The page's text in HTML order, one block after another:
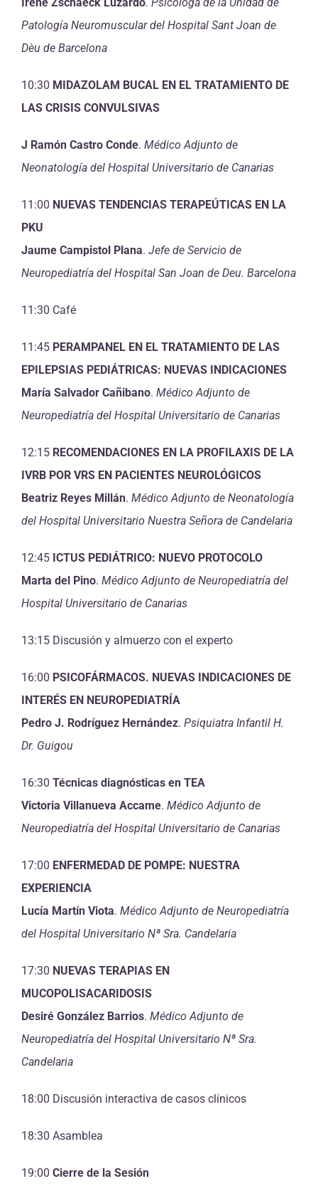
Patología Neuromuscular del Hospital Sant Joan de
Dèu de Barcelona
10:30 MIDAZOLAM BUCAL EN EL TRATAMIENTO DE
LAS CRISIS CONVULSIVAS
J Ramón Castro Conde. Médico Adjunto de
Neonatología del Hospital Universitario de Canarias
11:00 NUEVAS TENDENCIAS TERAPEÚTICAS EN LA
PKU
Jaume Campistol Plana. Jefe de Servicio de
Neuropediatría del Hospital San Joan de Deu. Barcelona
11:30 Café
11:45 PERAMPANEL EN EL TRATAMIENTO DE LAS
EPILEPSIAS PEDIÁTRICAS: NUEVAS INDICACIONES
María Salvador Cañibano. Médico Adjunto de
Neuropediatría del Hospital Universitario de Canarias
12:15 RECOMENDACIONES EN LA PROFILAXIS DE LA
IVRB POR VRS EN PACIENTES NEUROLÓGICOS
Beatriz Reyes Millán. Médico Adjunto de Neonatología
del Hospital Universitario Nuestra Señora de Candelaria
12:45 ICTUS PEDIÁTRICO: NUEVO PROTOCOLO
Marta del Pino. Médico Adjunto de Neuropediatría del
Hospital Universitario de Canarias
13:15 Discusión y almuerzo con el experto
16:00 PSICOFÁRMACOS. NUEVAS INDICACIONES DE
INTERÉS EN NEUROPEDIATRÍA
Pedro J. Rodríguez Hernández. Psiquiatra Infantil H.
Dr. Guigou
16:30 Técnicas diagnósticas en TEA
Victoria Villanueva Accame. Médico Adjunto de
Neuropediatría del Hospital Universitario de Canarias
17:00 ENFERMEDAD DE POMPE: NUESTRA
EXPERIENCIA
Lucía Martín Viota. Médico Adjunto de Neuropediatría
del Hospital Universitario Nª Sra. Candelaria
17:30 NUEVAS TERAPIAS EN
MUCOPOLISACARIDOSIS
Desiré González Barrios. Médico Adjunto de
Neuropediatría del Hospital Universitario Nª Sra.
Candelaria
18:00 Discusión interactiva de casos clínicos
18:30 Asamblea
19:00 Cierre de la Sesión